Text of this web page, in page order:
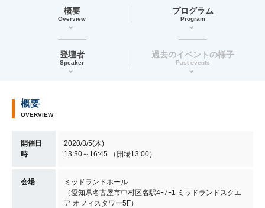
概要
Overview
プログラム
Program
登壇者
Speaker
過去のイベントの様子
Past events
概要
OVERVIEW
開催日
時
2020/3/5(木)
13:30～16:45 （開場13:00）
会場
ミッドランドホール
（愛知県名古屋市中村区名駅4ｰ7ｰ1 ミッドランドスクエ
ア オフィスタワー5F）